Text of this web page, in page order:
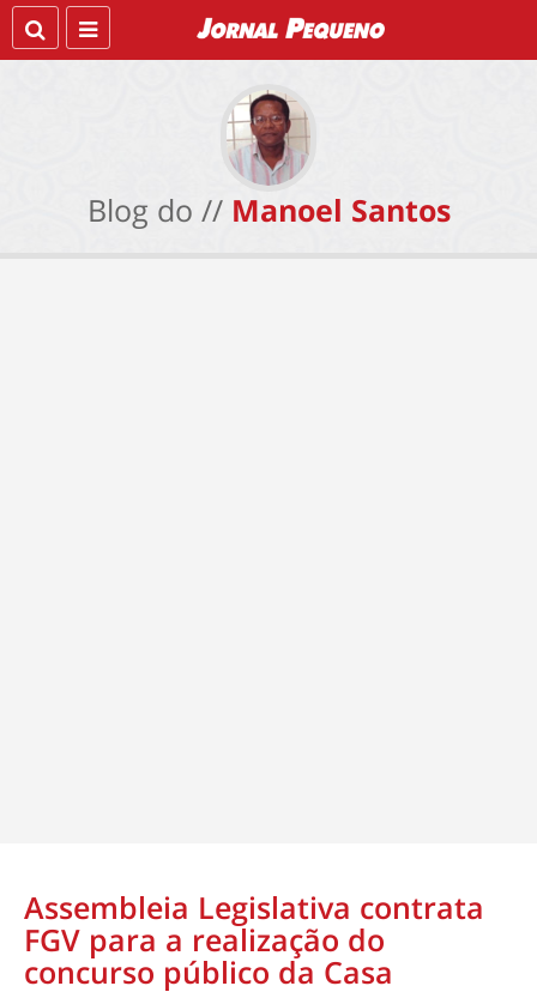
Blog do // Manoel Santos
Assembleia Legislativa contrata
FGV para a realização do
concurso público da Casa